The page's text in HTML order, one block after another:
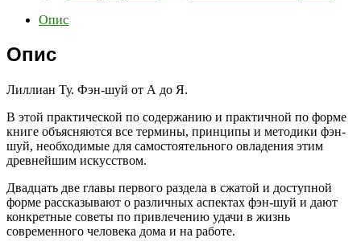
Опис
Опис
Лиллиан Ту. Фэн-шуй от А до Я.
В этой практической по содержанию и практичной по форме
книге объясняются все термины, принципы и методики фэн-
шуй, необходимые для самостоятельного овладения этим
древнейшим искусством.
Двадцать две главы первого раздела в сжатой и доступной
форме рассказывают о различных аспектах фэн-шуй и дают
конкретные советы по привлечению удачи в жизнь
современного человека дома и на работе.